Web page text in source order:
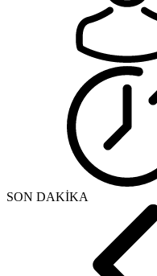
SON DAKİKA